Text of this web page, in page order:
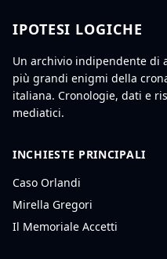
IPOTESI LOGICHE
Un archivio indipendente di
più grandi enigmi della
italiana. Cronologie, dati e
mediatici.
INCHIESTE PRINCIPALI
Caso Orlandi
Mirella Gregori
Il Memoriale Accetti